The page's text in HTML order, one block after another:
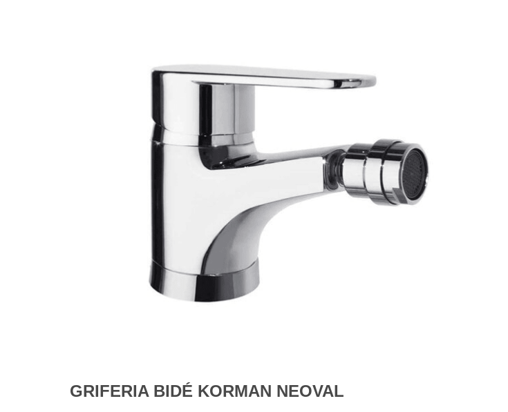
GRIFERIA BIDÉ KORMAN NEOVAL